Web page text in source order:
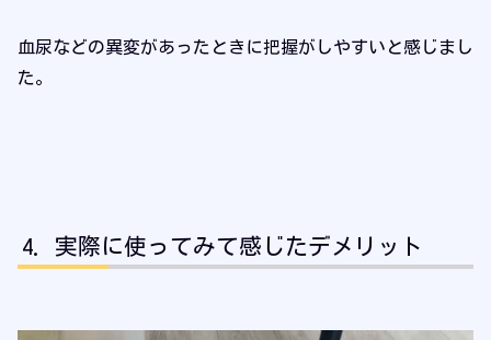
血尿などの異変があったときに把握がしやすいと感じまし
た。
実際に使ってみて感じたデメリット